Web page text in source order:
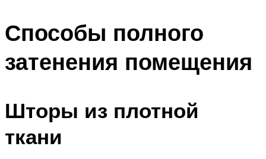
Способы полного
затенения помещения
Шторы из плотной
ткани